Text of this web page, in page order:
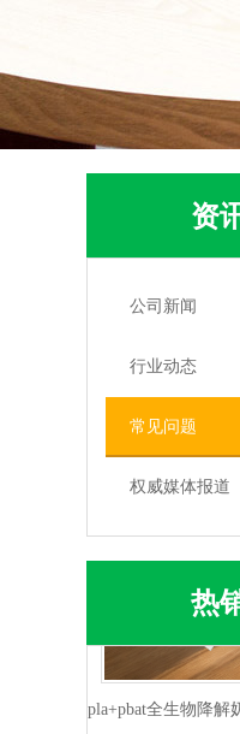
资
公司新闻
行业动态
常见问题
权威媒体报道
热